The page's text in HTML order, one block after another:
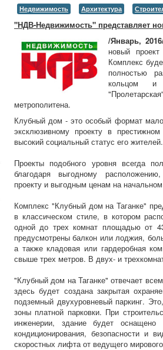
Недвижимость Архитектура
"НДВ-Недвижимость" представляет
/Январь,
новый
Комплекс
полностью
кольцом и
метрополитена.
Клубный дом - это особый формат
эксклюзивному проекту в
высокий социальный статус его жителей.
Проекты подобного уровня всегда
благодаря выгодному
проекту и выгодным ценам на
Комплекс "Клубный дом на Таганке"
в классическом стиле, в котором
одной до трех комнат площадью от
предусмотрены балкон или лоджия,
а также кладовая или гардеробная
свыше трех метров. В двух- и
"Клубный дом на Таганке" отвечает
здесь будет создана закрытая
подземный двухуровневый паркинг.
зоны платной парковки. При
инженерии, здание будет оснащено
кондиционирования, безопасности и
скоростных лифта от ведущего